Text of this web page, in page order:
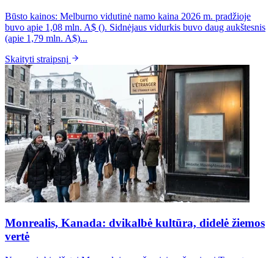
Būsto kainos: Melburno vidutinė namo kaina 2026 m. pradžioje
buvo apie 1,08 mln. A$ (). Sidnėjaus vidurkis buvo daug aukštesnis
(apie 1,79 mln. A$)...
Skaityti straipsnį
Monrealis, Kanada: dvikalbė kultūra, didelė žiemos
vertė